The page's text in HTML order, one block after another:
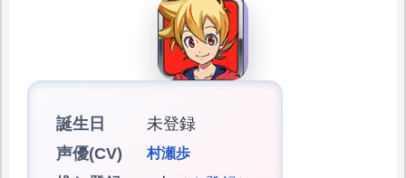
誕生日
未登録
声優(CV)
村瀬歩